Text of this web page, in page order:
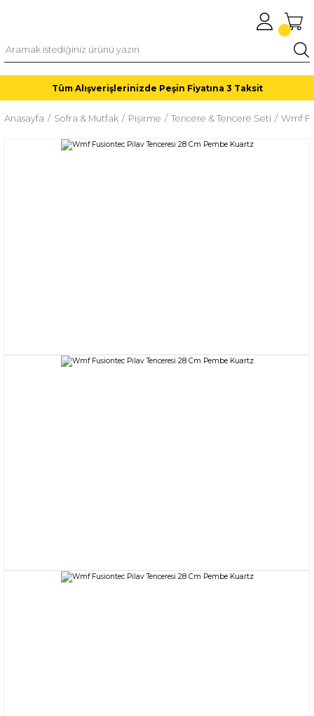
Tüm Alışverişlerinizde Peşin Fiyatına 3 Taksit
Anasayfa Sofra & Mutfak Pişirme Tencere & Tencere Seti Wmf